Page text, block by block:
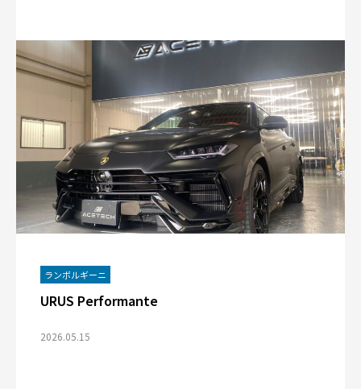
ランボルギーニ
URUS Performante
2026.05.15